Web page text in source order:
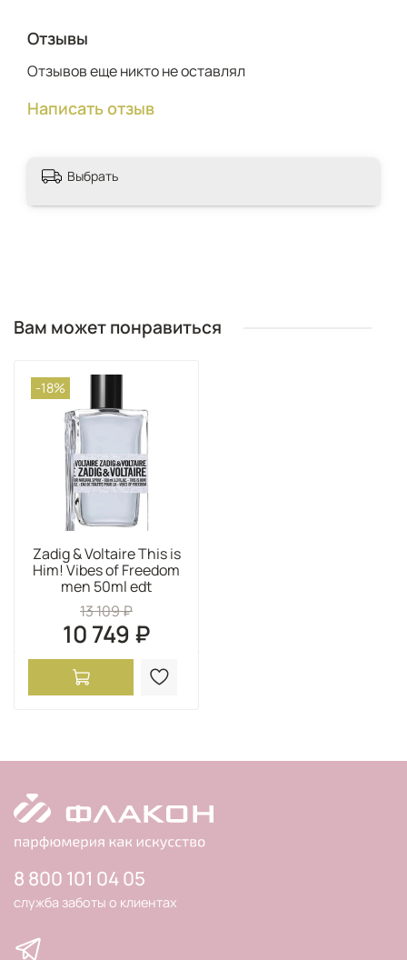
Отзывы
Отзывов еще никто не оставлял
Написать отзыв
Выбрать
Вам может понравиться
-18%
Zadig & Voltaire This is
Him! Vibes of Freedom
men 50ml edt
13 109 ₽
10 749 ₽
8 800 101 04 05
служба заботы о клиентах